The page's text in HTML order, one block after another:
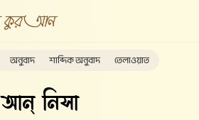
অনুবাদ শাব্দিক অনুবাদ তেলাওয়াত
আন্ নিসা